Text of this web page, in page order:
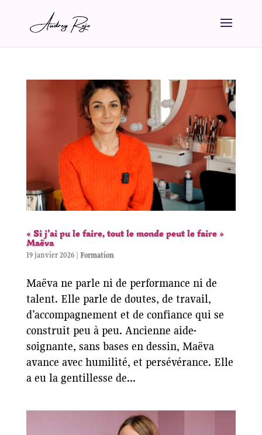
« Si j’ai pu le faire, tout le monde peut le faire »
Maëva
19 janvier 2026| Formation
Maëva ne parle ni de performance ni de
talent. Elle parle de doutes, de travail,
d’accompagnement et de confiance qui se
construit peu à peu. Ancienne aide-
soignante, sans bases en dessin, Maëva
avance avec humilité, et persévérance. Elle
a eu la gentillesse de...